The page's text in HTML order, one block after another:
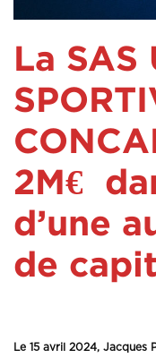
La SAS
2M€
d’une
de
Le 15 avril 2024, Jacques